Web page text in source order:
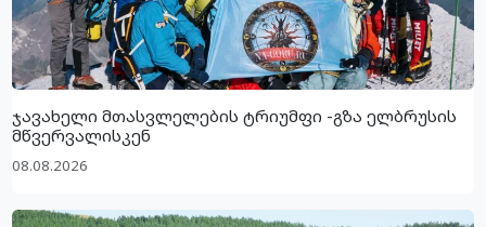
ჯავახელი მთასვლელების ტრიუმფი -გზა ელბრუსის
მწვერვალისკენ
08.08.2026